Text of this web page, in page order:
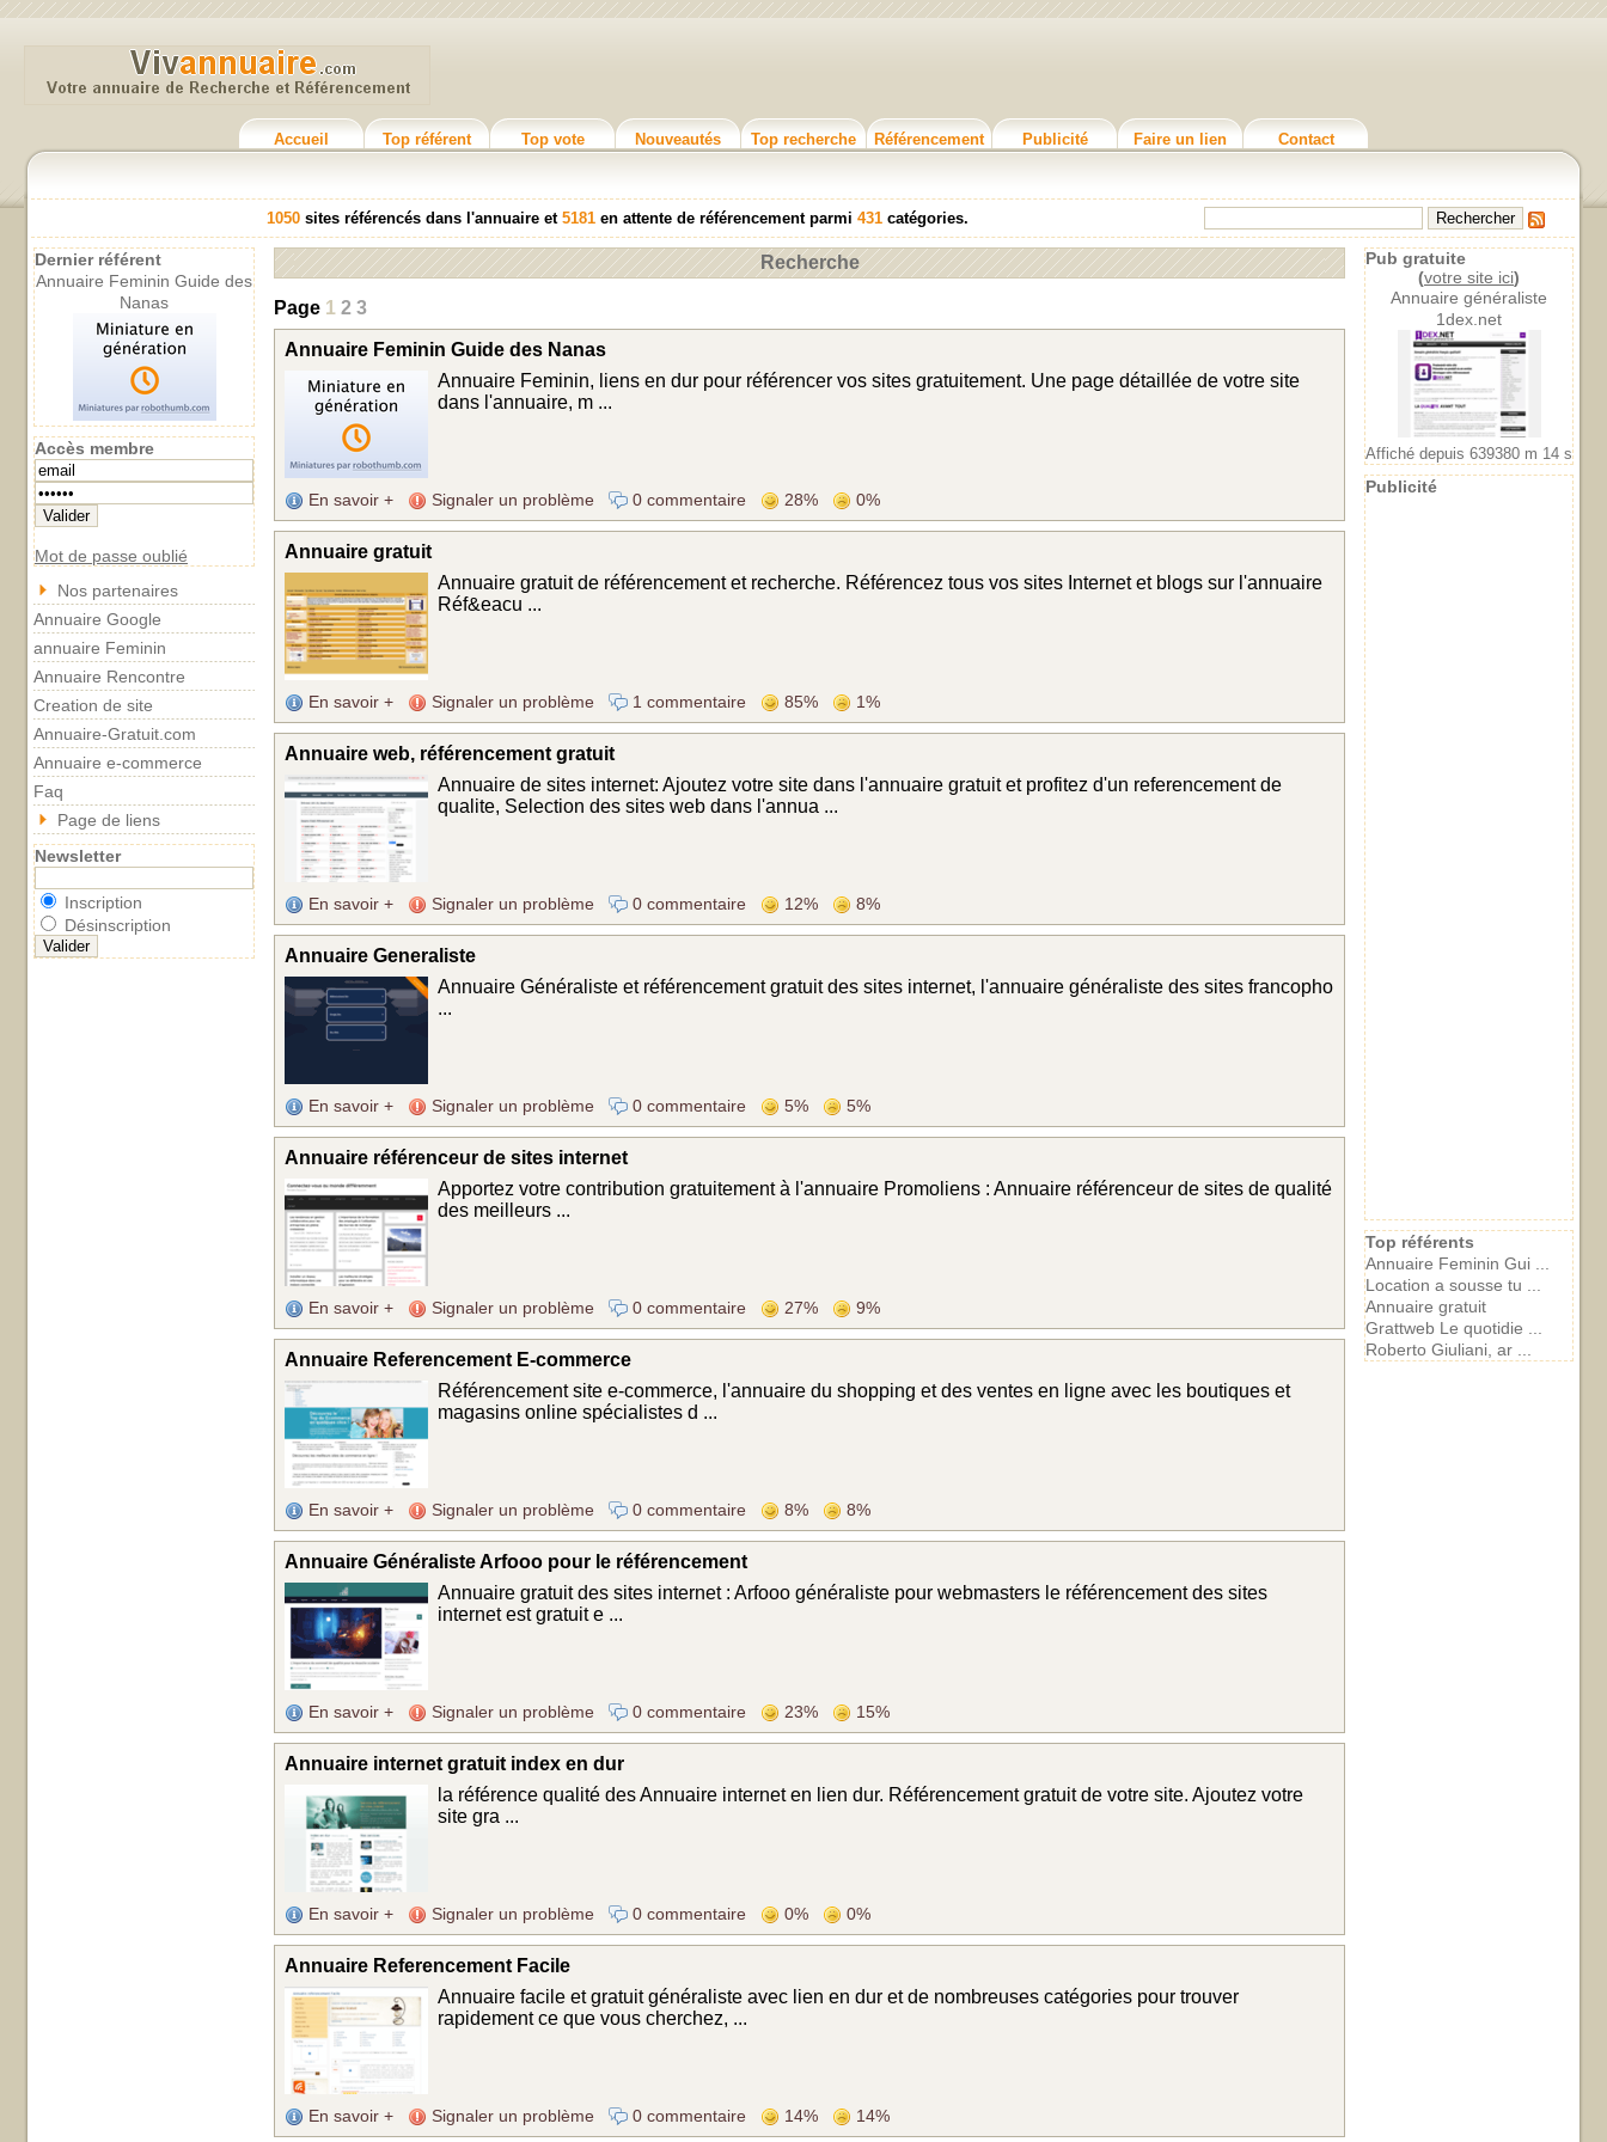
Accueil Top référent Top vote Nouveautés Top recherche Référencement Publicité Faire un lien Contact
1050 sites référencés dans l'annuaire et 5181 en attente de référencement parmi 431 catégories.
Dernier référent
Annuaire Feminin Guide des
Nanas
Accès membre
Mot de passe oublié
Nos partenaires
Annuaire Google
annuaire Feminin
Annuaire Rencontre
Creation de site
Annuaire-Gratuit.com
Annuaire e-commerce
Faq
Page de liens
Newsletter
Inscription
Désinscription
Recherche
Page 1 2 3
Annuaire Feminin Guide des Nanas
Annuaire Feminin, liens en dur pour référencer vos sites gratuitement. Une page détaillée de votre site
dans l'annuaire, m ...
En savoir + Signaler un problème 0 commentaire 28% 0%
Annuaire gratuit
Annuaire gratuit de référencement et recherche. Référencez tous vos sites Internet et blogs sur l'annuaire
Réf&eacu ...
En savoir + Signaler un problème 1 commentaire 85% 1%
Annuaire web, référencement gratuit
Annuaire de sites internet: Ajoutez votre site dans l'annuaire gratuit et profitez d'un referencement de
qualite, Selection des sites web dans l'annua ...
En savoir + Signaler un problème 0 commentaire 12% 8%
Annuaire Generaliste
Annuaire Généraliste et référencement gratuit des sites internet, l'annuaire généraliste des sites francopho
...
En savoir + Signaler un problème 0 commentaire 5% 5%
Annuaire référenceur de sites internet
Apportez votre contribution gratuitement à l'annuaire Promoliens : Annuaire référenceur de sites de qualité
des meilleurs ...
En savoir + Signaler un problème 0 commentaire 27% 9%
Annuaire Referencement E-commerce
Référencement site e-commerce, l'annuaire du shopping et des ventes en ligne avec les boutiques et
magasins online spécialistes d ...
En savoir + Signaler un problème 0 commentaire 8% 8%
Annuaire Généraliste Arfooo pour le référencement
Annuaire gratuit des sites internet : Arfooo généraliste pour webmasters le référencement des sites
internet est gratuit e ...
En savoir + Signaler un problème 0 commentaire 23% 15%
Annuaire internet gratuit index en dur
la référence qualité des Annuaire internet en lien dur. Référencement gratuit de votre site. Ajoutez votre
site gra ...
En savoir + Signaler un problème 0 commentaire 0% 0%
Annuaire Referencement Facile
Annuaire facile et gratuit généraliste avec lien en dur et de nombreuses catégories pour trouver
rapidement ce que vous cherchez, ...
En savoir + Signaler un problème 0 commentaire 14% 14%
Pub gratuite
(votre site ici)
Annuaire généraliste
1dex.net
Affiché depuis 639380 m 14 s
Publicité
Top référents
Annuaire Feminin Gui ...
Location a sousse tu ...
Annuaire gratuit
Grattweb Le quotidie ...
Roberto Giuliani, ar ...